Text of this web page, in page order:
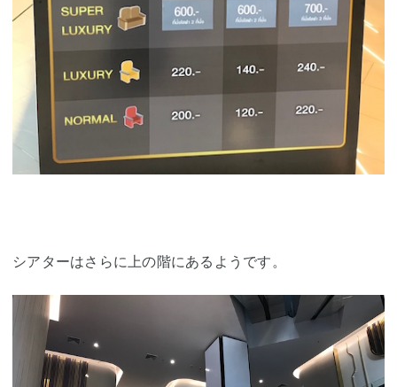
シアターはさらに上の階にあるようです。